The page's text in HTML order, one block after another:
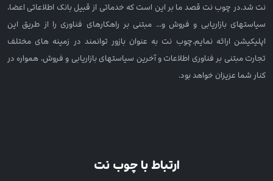
نت شد.در چوب نت قصد ما بر این است که خدماتی از قبیل بانک اطلاعاتی اعضا،
سیاستهای بازاریابی و فروش و... مبتنی بر راهکارهای فناوری را از طریق این
اپلیکیشن ارائه نمایم.چوب نت به عنوان بازور توانمند در زمینه های مختلف
تجارت مبتنی بر فناوری اطلاعات و آخرین سیاستهای بازاریابی و فروش، همواره در
کنار شما عزیزان خواهد بود.
ارتباط با چوب نت